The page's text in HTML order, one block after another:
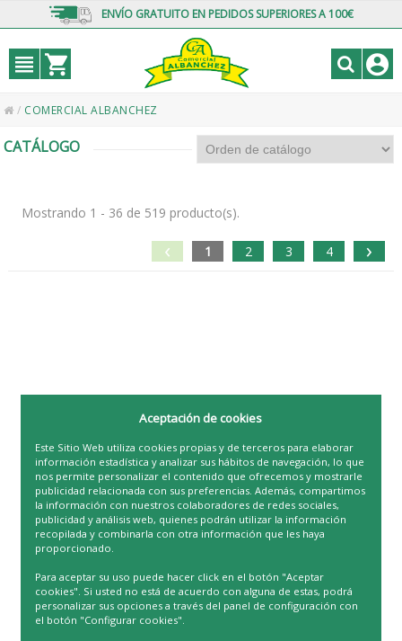
ENVÍO GRATUITO EN PEDIDOS SUPERIORES A 100€
/ COMERCIAL ALBANCHEZ
CATÁLOGO
Mostrando 1 - 36 de 519 producto(s).
‹ 1 2 3 4 ›
Aceptación de cookies
Este Sitio Web utiliza cookies propias y de terceros para elaborar
información estadística y analizar sus hábitos de navegación, lo que
nos permite personalizar el contenido que ofrecemos y mostrarle
publicidad relacionada con sus preferencias. Además, compartimos
la información con nuestros colaboradores de redes sociales,
publicidad y análisis web, quienes podrán utilizar la información
recopilada y combinarla con otra información que les haya
proporcionado.
Para aceptar su uso puede hacer click en el botón "Aceptar
cookies". Si usted no está de acuerdo con alguna de estas, podrá
personalizar sus opciones a través del panel de configuración con
el botón "Configurar cookies".